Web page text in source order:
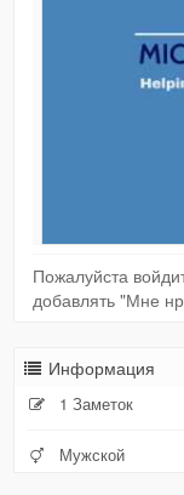
Пожалуйста
добавлять "Мне
Информация
1 Заметок
Мужской